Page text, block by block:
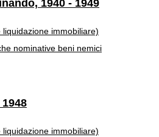
1940 - 1949
immobiliare)
nominative beni nemici
immobiliare)